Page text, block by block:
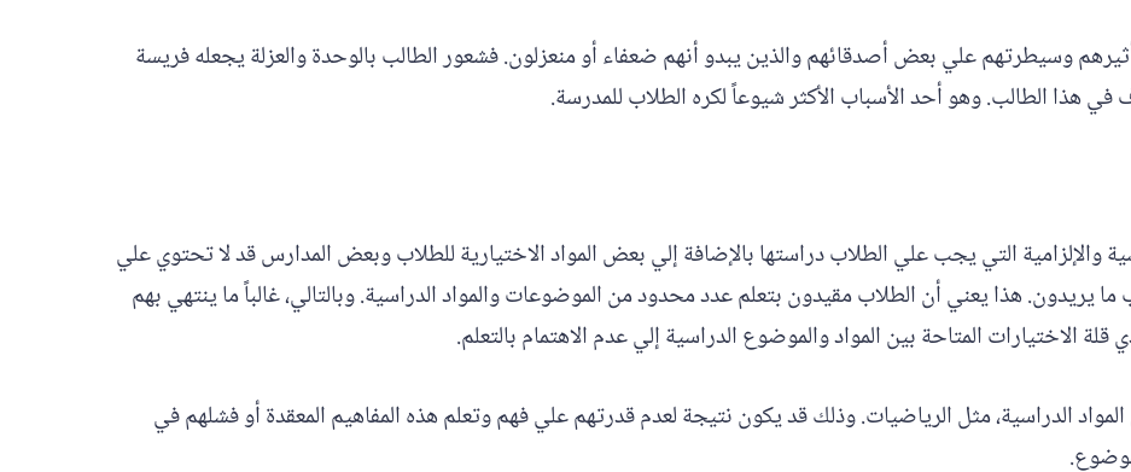
وسيطرتهم علي بعض أصدقائهم والذين يبدو أنهم ضعفاء أو منعزلون. فشعور الطالب بالوحدة والعزلة يجعله فريسة
هذا الطالب. وهو أحد الأسباب الأكثر شيوعاً لكره الطلاب للمدرسة.
والإلزامية التي يجب علي الطلاب دراستها بالإضافة إلي بعض المواد الاختيارية للطلاب وبعض المدارس قد لا تحتوي علي
ما يريدون. هذا يعني أن الطلاب مقيدون بتعلم عدد محدود من الموضوعات والمواد الدراسية. وبالتالي، غالباً ما ينتهي بهم
الاختيارات المتاحة بين المواد والموضوع الدراسية إلي عدم الاهتمام بالتعلم.
الدراسية، مثل الرياضيات. وذلك قد يكون نتيجة لعدم قدرتهم علي فهم وتعلم هذه المفاهيم المعقدة أو فشلهم في